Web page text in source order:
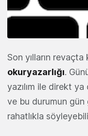
Son yılların
okuryazarlığı.
yazılım ile direkt
ve bu durumun gün
rahatlıkla